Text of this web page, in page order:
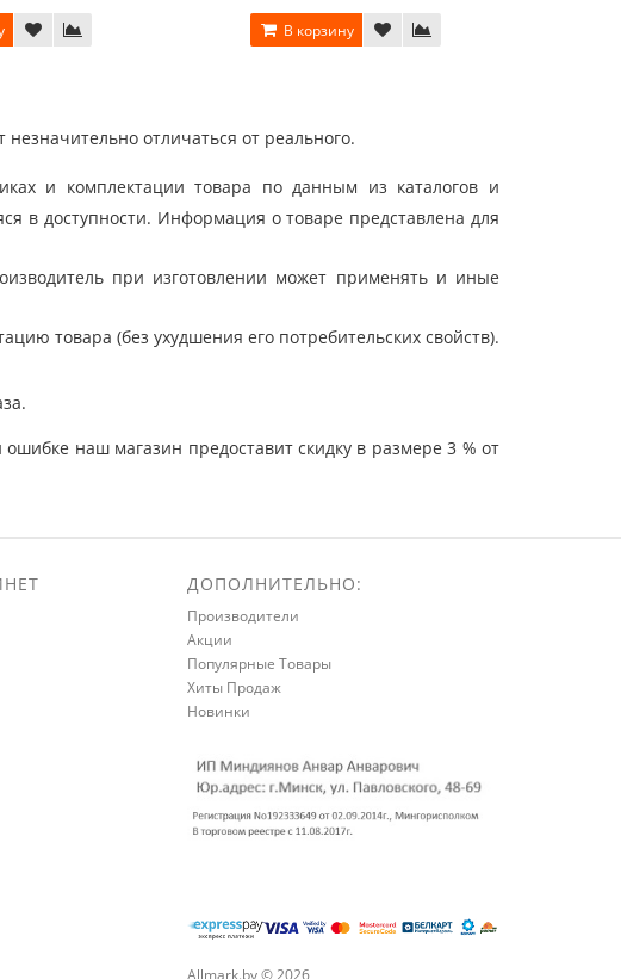
В корзину
отличаться от реального.
и комплектации товара по данным из каталогов и
в доступности. Информация о товаре представлена для
при изготовлении может применять и иные
товара (без ухудшения его потребительских свойств).
наш магазин предоставит скидку в размере 3 % от
ДОПОЛНИТЕЛЬНО:
Производители
Акции
Популярные Товары
Хиты Продаж
Новинки